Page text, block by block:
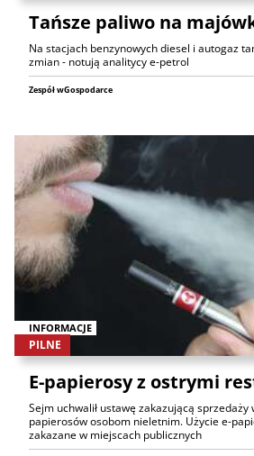
Tańsze paliwo na
Na stacjach benzynowych diesel i autogaz
zmian - notują analitycy e-petrol
Zespół wGospodarce
INFORMACJE
PILNE
E-papierosy z ostrymi
Sejm uchwalił ustawę zakazującą sprzedaży
papierosów osobom nieletnim. Użycie e-
zakazane w miejscach publicznych